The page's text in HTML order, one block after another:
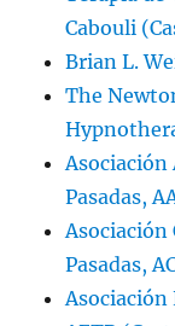
Cabouli
Brian L.
The
Asociación
Pasadas,
Asociación
Pasadas,
Asociación